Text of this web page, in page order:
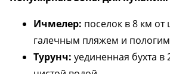
Ичмелер: поселок в 8 км от
галечным пляжем и
Турунч: уединенная бухта в